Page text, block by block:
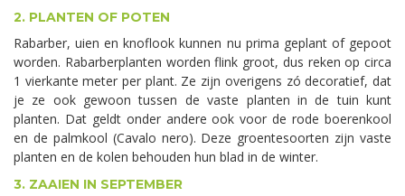
2. PLANTEN OF POTEN
Rabarber, uien en knoflook kunnen nu prima geplant of gepoot
worden. Rabarberplanten worden flink groot, dus reken op circa
1 vierkante meter per plant. Ze zijn overigens zó decoratief, dat
je ze ook gewoon tussen de vaste planten in de tuin kunt
planten. Dat geldt onder andere ook voor de rode boerenkool
en de palmkool (Cavalo nero). Deze groentesoorten zijn vaste
planten en de kolen behouden hun blad in de winter.
3. ZAAIEN IN SEPTEMBER